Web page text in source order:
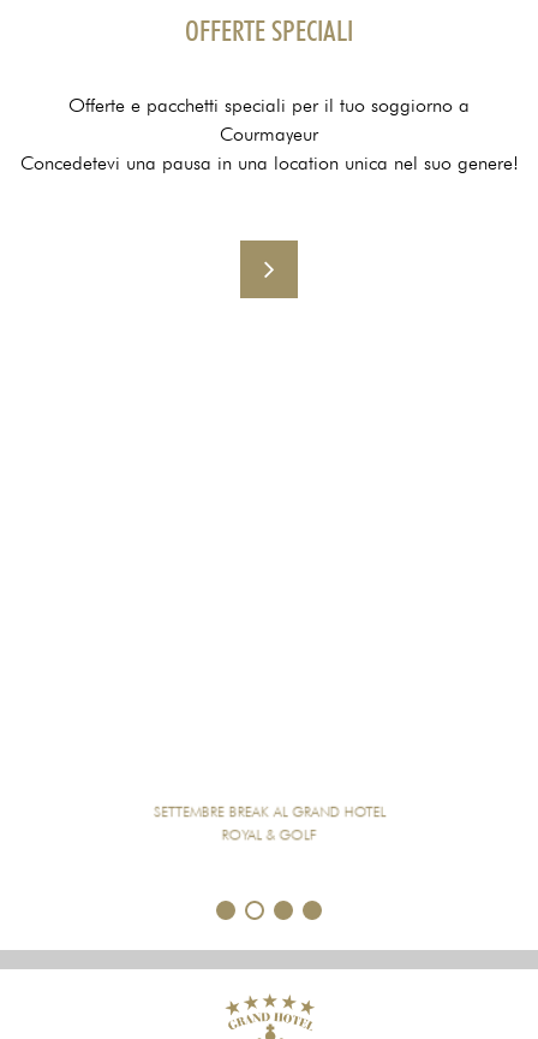
OFFERTE SPECIALI
Offerte e pacchetti speciali per il tuo soggiorno a
Courmayeur
Concedetevi una pausa in una location unica nel suo genere!
FUGA A COURMAYEUR – RELAX &
BENESSERE AL ROYAL HOTEL & GOLF
2